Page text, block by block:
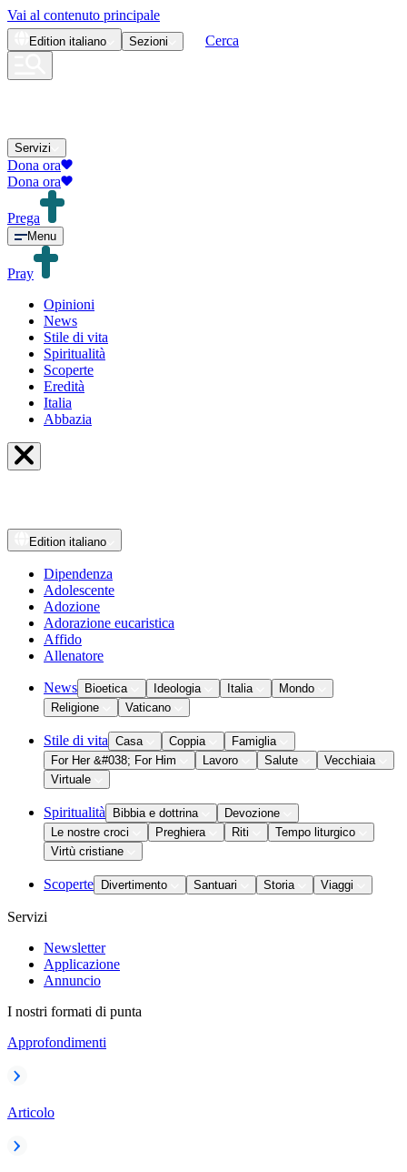
Vai al contenuto principale
Edition italiano Sezioni Cerca
Servizi
Dona ora
Dona ora
Prega
Menu
Pray
Opinioni
News
Stile di vita
Spiritualità
Scoperte
Eredità
Italia
Abbazia
Edition italiano
Dipendenza
Adolescente
Adozione
Adorazione eucaristica
Affido
Allenatore
News Bioetica Ideologia Italia
Mondo
Religione
Vaticano
Stile di vita Casa Coppia
Famiglia
For Her &#038; For Him
Lavoro Salute
Vecchiaia
Virtuale
Spiritualità Bibbia e dottrina
Devozione
Le nostre croci
Preghiera Riti
Tempo liturgico
Virtù cristiane
Scoperte Divertimento Santuari Storia Viaggi
Servizi
Newsletter
Applicazione
Annuncio
I nostri formati di punta
Approfondimenti
Articolo